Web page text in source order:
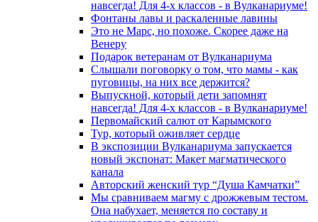
навсегда! Для 4-х классов - в Вулканариуме!
Фонтаны лавы и раскаленные лавины
Это не Марс, но похоже. Скорее даже на
Венеру
Подарок ветеранам от Вулканариума
Слышали поговорку о том, что мамы - как
пуговицы, на них все держится?
Выпускной, который дети запомнят
навсегда! Для 4-х классов - в Вулканариуме!
Первомайский салют от Карымского
Тур, который оживляет сердце
В экспозиции Вулканариума запускается
новый экспонат: Макет магматического
канала
Авторский женский тур “Душа Камчатки”
Мы сравниваем магму с дрожжевым тестом.
Она набухает, меняется по составу и